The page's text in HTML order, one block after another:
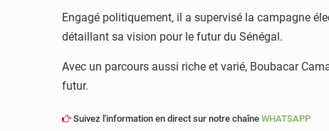
Engagé politiquement, il a supervisé la campagne
détaillant sa vision pour le futur du Sénégal.
Avec un parcours aussi riche et varié, Boubacar
futur.
Suivez l'information en direct sur notre chaîne WHATSAPP